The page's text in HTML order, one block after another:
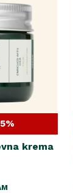
krema